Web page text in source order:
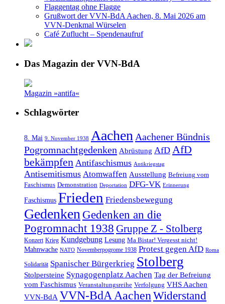
Flaggentag ohne Flagge
Grußwort der VVN-BdA Aachen, 8. Mai 2026 am
VVN-Denkmal Würselen
Café Zuflucht – Spendenaufruf
Das Magazin der VVN-BdA
Magazin »antifa«
Schlagwörter
8. Mai 9. November 1938 Aachen Aachener Bündnis
Pogromnachtgedenken Abrüstung AfD AfD
bekämpfen Antifaschismus Antikriegstag
Antisemitismus Atomwaffen Ausstellung Befreiung vom
Faschismus Demonstration Deportation DFG-VK Erinnerung
Faschismus Frieden Friedensbewegung
Gedenken Gedenken an die
Pogromnacht 1938 Gruppe Z - Stolberg
Konzert Krieg Kundgebung Lesung Ma Bistar! Vergesst nicht!
Mahnwache NATO Novemberpogrome 1938 Protest gegen AfD Roma
Solidarität Spanischer Bürgerkrieg Stolberg
Stolpersteine Synagogenplatz Aachen Tag der Befreiung
vom Faschismus Veranstaltungsreihe Verfolgung VHS Aachen
VVN-BdA VVN-BdA AachenWiderstand